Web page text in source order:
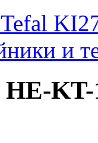
Tefal
и
HE-